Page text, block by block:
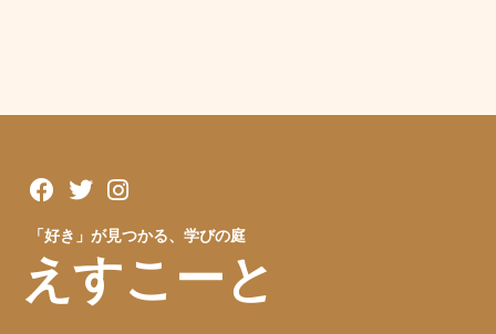
「好き」が見つかる、学びの庭
えすこーと